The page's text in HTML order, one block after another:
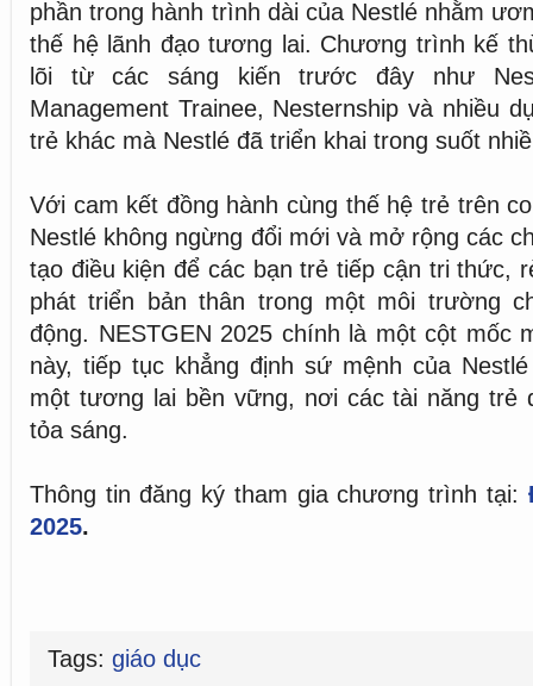
phần trong hành trình dài của Nestlé nhằm
thế hệ lãnh đạo tương lai. Chương trình kế
lõi từ các sáng kiến trước đây như
Management Trainee, Nesternship và nhiều
trẻ khác mà Nestlé đã triển khai trong suốt
Với cam kết đồng hành cùng thế hệ trẻ trên
Nestlé không ngừng đổi mới và mở rộng các
tạo điều kiện để các bạn trẻ tiếp cận tri thức,
phát triển bản thân trong một môi trường
động. NESTGEN 2025 chính là một cột mốc
này, tiếp tục khẳng định sứ mệnh của
một tương lai bền vững, nơi các tài năng trẻ
tỏa sáng.
Thông tin đăng ký tham gia chương trình tại:
2025.
Tags: giáo dục